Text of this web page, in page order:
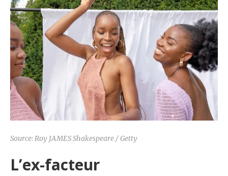
Source: Roy JAMES Shakespeare / Getty
L’ex-facteur